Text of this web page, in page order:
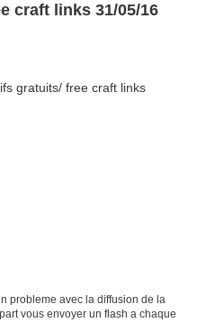
craft links 31/05/16
probleme avec la diffusion de la
vous envoyer un flash a chaque